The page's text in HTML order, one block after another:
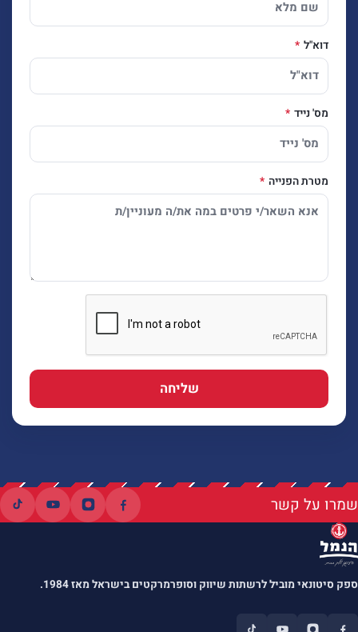
דוא"ל
מס' נייד
מטרת הפנייה
שליחה
שמרו על קשר
ספק סיטונאי מוביל לרשתות שיווק וסופרמרקטים בישראל מאז 1984.